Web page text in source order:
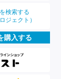
検索する
ジェクト）
購入する